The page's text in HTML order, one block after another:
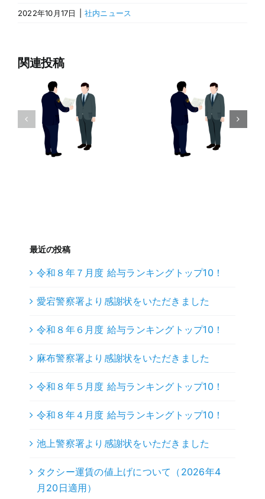
2022年10月17日 社内ニュース
関連投稿
最近の投稿
令和８年７月度 給与ランキングトップ10！
愛宕警察署より感謝状をいただきました
令和８年６月度 給与ランキングトップ10！
麻布警察署より感謝状をいただきました
令和８年５月度 給与ランキングトップ10！
令和８年４月度 給与ランキングトップ10！
池上警察署より感謝状をいただきました
タクシー運賃の値上げについて（2026年4
月20日適用）